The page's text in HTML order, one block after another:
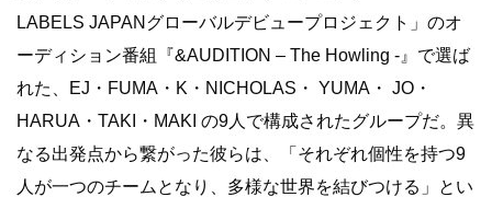
LABELS JAPANグローバルデビュープロジェクト」のオ
ーディション番組『&AUDITION – The Howling -』で選ば
れた、EJ・FUMA・K・NICHOLAS・ YUMA・ JO・
HARUA・TAKI・MAKI の9人で構成されたグループだ。異
なる出発点から繋がった彼らは、「それぞれ個性を持つ9
人が一つのチームとなり、多様な世界を結びつける」とい